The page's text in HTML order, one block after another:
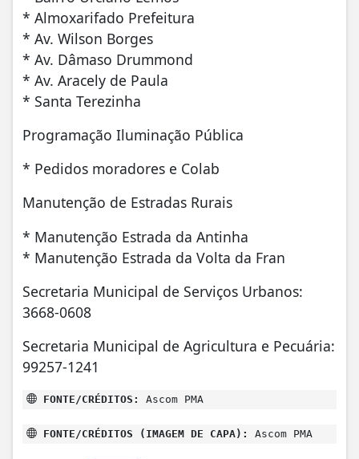
* Almoxarifado Prefeitura
* Av. Wilson Borges
* Av. Dâmaso Drummond
* Av. Aracely de Paula
* Santa Terezinha
Programação Iluminação Pública
* Pedidos moradores e Colab
Manutenção de Estradas Rurais
* Manutenção Estrada da Antinha
* Manutenção Estrada da Volta da Fran
Secretaria Municipal de Serviços Urbanos:
3668-0608
Secretaria Municipal de Agricultura e Pecuária:
99257-1241
FONTE/CRÉDITOS: Ascom PMA
FONTE/CRÉDITOS (IMAGEM DE CAPA): Ascom PMA